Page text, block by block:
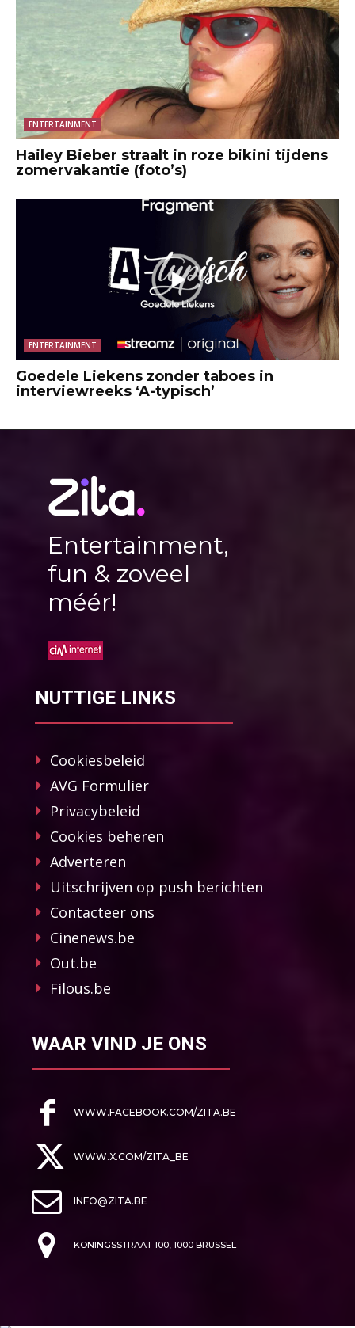
ENTERTAINMENT
Hailey Bieber straalt in roze bikini tijdens
zomervakantie (foto’s)
ENTERTAINMENT
Goedele Liekens zonder taboes in
interviewreeks ‘A-typisch’
Entertainment,
fun & zoveel
méér!
NUTTIGE LINKS
Cookiesbeleid
AVG Formulier
Privacybeleid
Cookies beheren
Adverteren
Uitschrijven op push berichten
Contacteer ons
Cinenews.be
Out.be
Filous.be
WAAR VIND JE ONS
WWW.FACEBOOK.COM/ZITA.BE
WWW.X.COM/ZITA_BE
INFO@ZITA.BE
KONINGSSTRAAT 100, 1000 BRUSSEL